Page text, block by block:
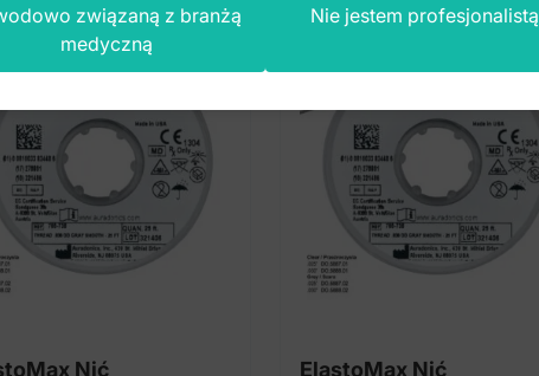
Nić ElastoMax Nić
związaną z branżą
medyczną
Nie jestem profesjonalistą